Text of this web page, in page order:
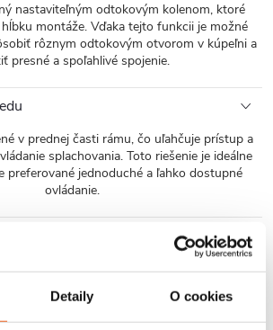
Detaily O cookies
nastaviteľným odtokovým kolenom, ktoré
montáže. Vďaka tejto funkcii je možné
rôznym odtokovým otvorom v kúpeľni a
presné a spoľahlivé spojenie.
v prednej časti rámu, čo uľahčuje prístup a
splachovania. Toto riešenie je ideálne
preferované jednoduché a ľahko dostupné
ovládanie.
z oceľových profilov a vystužený
čo zaisťuje mimoriadnu pevnosť a odolnosť
Tým je zaručená dlhodobá bezpečnosť a
spoľahlivosť používania.